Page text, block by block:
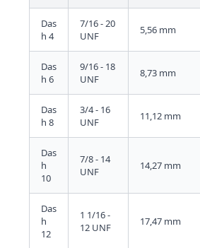
Das
h 4
7/16 - 20
UNF
5,56 mm
Das
h 6
9/16 - 18
UNF
8,73 mm
Das
h 8
3/4 - 16
UNF
11,12 mm
Das
h
10
7/8 - 14
UNF
14,27 mm
Das
h
12
1 1/16 -
12 UNF
17,47 mm